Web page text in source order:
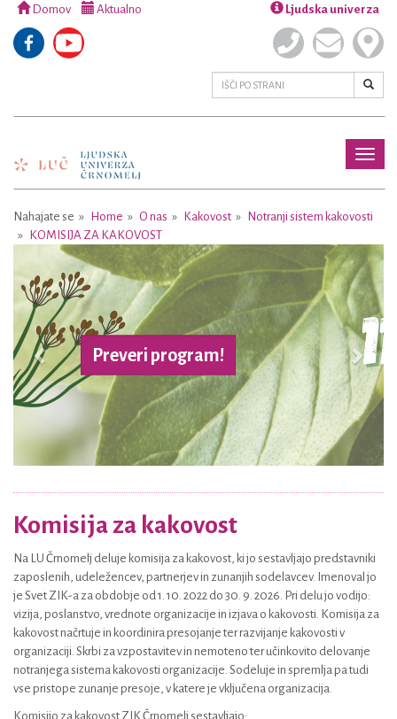
Domov Aktualno Ljudska univerza
Nahajate se Home O nas Kakovost
Notranji sistem kakovosti
KOMISIJA ZA KAKOVOST
Preveri program!
Previous Next
Komisija za kakovost
Na LU Črnomelj deluje komisija za kakovost, ki jo sestavljajo predstavniki
zaposlenih, udeležencev, partnerjev in zunanjih sodelavcev. Imenoval jo
je Svet ZIK-a za obdobje od 1. 10. 2022 do 30. 9. 2026. Pri delu jo vodijo:
vizija, poslanstvo, vrednote organizacije in izjava o kakovosti. Komisija za
kakovost načrtuje in koordinira presojanje ter razvijanje kakovosti v
organizaciji. Skrbi za vzpostavitev in nemoteno ter učinkovito delovanje
notranjega sistema kakovosti organizacije. Sodeluje in spremlja pa tudi
vse pristope zunanje presoje, v katere je vključena organizacija.
Komisijo za kakovost ZIK Črnomelj sestavljajo: